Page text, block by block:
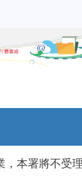
，本署將不受